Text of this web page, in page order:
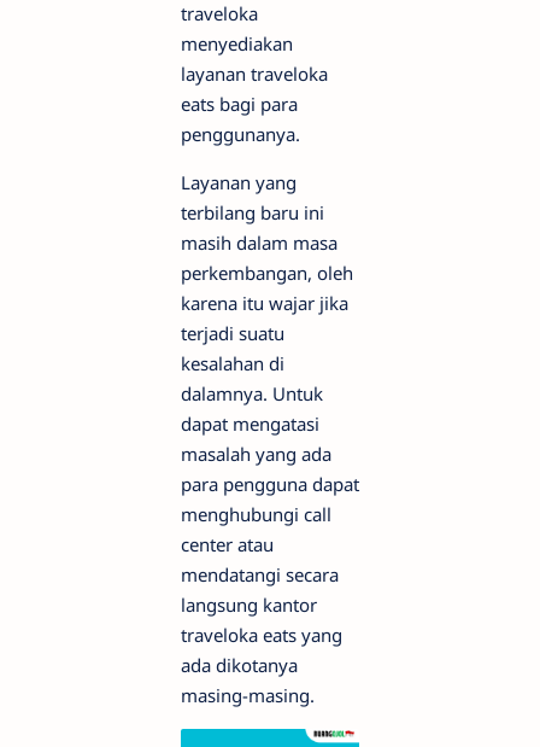
traveloka
menyediakan
layanan traveloka
eats bagi para
penggunanya.
Layanan yang
terbilang baru ini
masih dalam masa
perkembangan, oleh
karena itu wajar jika
terjadi suatu
kesalahan di
dalamnya. Untuk
dapat mengatasi
masalah yang ada
para pengguna dapat
menghubungi call
center atau
mendatangi secara
langsung kantor
traveloka eats yang
ada dikotanya
masing-masing.